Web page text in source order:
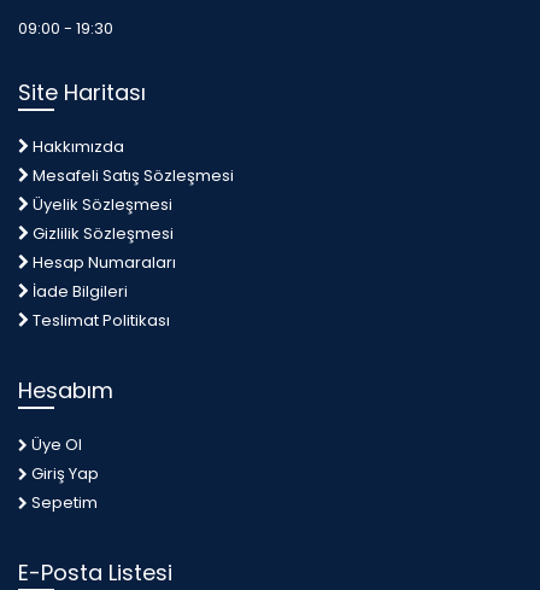
09:00 - 19:30
Site Haritası
Hakkımızda
Mesafeli Satış Sözleşmesi
Üyelik Sözleşmesi
Gizlilik Sözleşmesi
Hesap Numaraları
İade Bilgileri
Teslimat Politikası
Hesabım
Üye Ol
Giriş Yap
Sepetim
E-Posta Listesi